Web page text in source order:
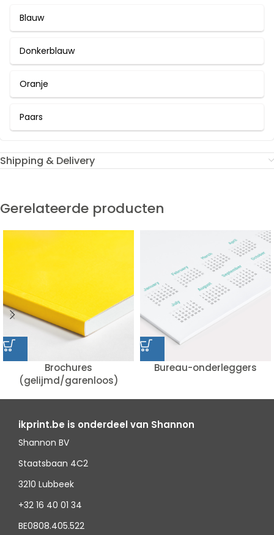
Blauw
Donkerblauw
Oranje
Paars
Shipping & Delivery
Gerelateerde producten
Brochures
(gelijmd/garenloos)
Bureau-onderleggers
ikprint.be is onderdeel van Shannon
Shannon BV
Staatsbaan 4C2
3210 Lubbeek
+32 16 40 01 34
BE0808.405.522